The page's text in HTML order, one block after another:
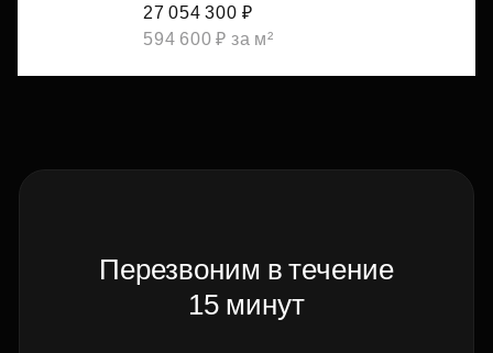
27 054 300 ₽
594 600 ₽ за м²
Перезвоним в течение
15 минут